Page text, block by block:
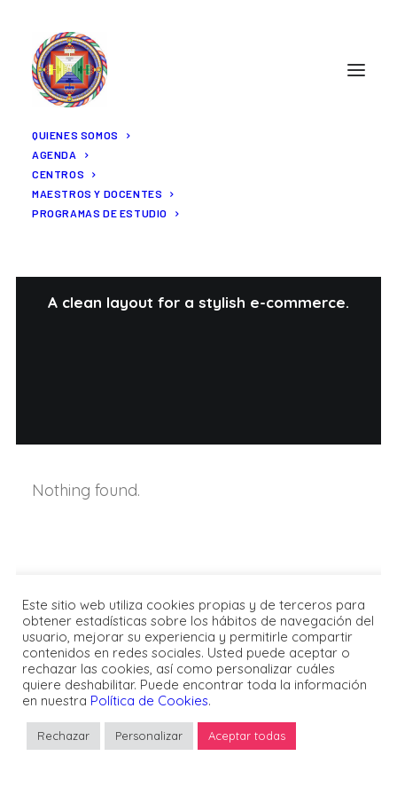
QUIENES SOMOS
AGENDA
CENTROS
MAESTROS Y DOCENTES
PROGRAMAS DE ESTUDIO
A clean layout for a stylish e-commerce.
Nothing found.
© FPMT España
Este sitio web utiliza cookies propias y de terceros para
obtener estadísticas sobre los hábitos de navegación del
usuario, mejorar su experiencia y permitirle compartir
contenidos en redes sociales. Usted puede aceptar o
rechazar las cookies, así como personalizar cuáles
quiere deshabilitar. Puede encontrar toda la información
en nuestra Política de Cookies.
Rechazar Personalizar Aceptar todas